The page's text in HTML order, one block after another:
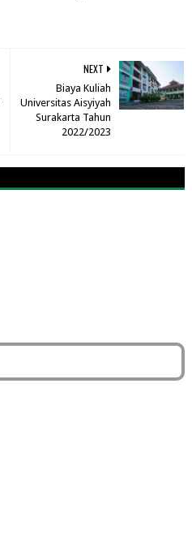
NEXT
Biaya Kuliah
Universitas Aisyiyah
Surakarta Tahun
2022/2023